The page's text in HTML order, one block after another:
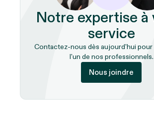
Notre expertise à
service
Contactez-nous dès aujourd'hui
l'un de nos professionnels.
Nous joindre